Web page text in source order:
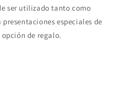
ser utilizado tanto como
especiales de
de regalo.